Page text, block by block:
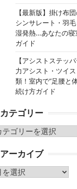
【最新版】掛け布
シンサレート・羽
湿発熱…あなたの寝
ガイド
【アシストステッ
力アシスト・ツイ
類！室内で“足腰と
続け方ガイド
カテゴリー
アーカイブ